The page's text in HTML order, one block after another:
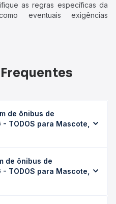
as regras específicas da
eventuais exigências
de ônibus de
TODOS para Mascote,
em média 0 horas,
o tipo de serviço
e as condições de
de ônibus de
TODOS para Mascote,